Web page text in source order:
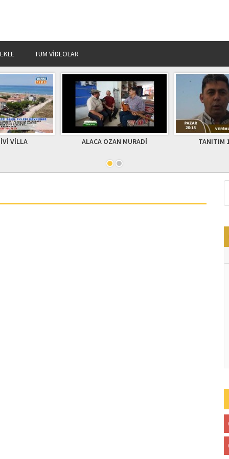
TÜM VIDEOLAR
MURADİ TANITIM 11 06 2017
Bafra